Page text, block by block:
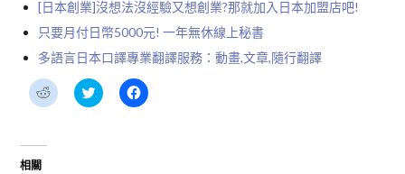
[日本創業]沒想法沒經驗又想創業?那就加入日本加盟店吧!
只要月付日幣5000元! 一年無休線上秘書
多語言日本口譯專業翻譯服務：動畫,文章,隨行翻譯
分
享
分
享
按
一
相關